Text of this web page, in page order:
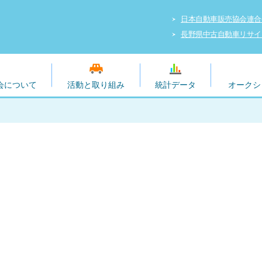
日本自動車販売協会連
長野県中古自動車リサ
について 活動と取り組み 統計データ オーク